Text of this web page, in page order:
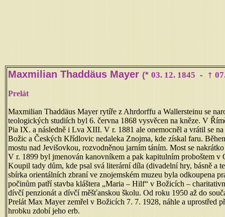
Maxmilian Thaddäus Mayer (* 03. 12. 1845 - †
Prelát
Maxmilian Thaddäus Mayer rytíře z Ahrdorffu a Wallersteinu se
teologických studiích byl 6. června 1868 vysvěcen na kněze. V
Pia IX. a následně i Lva XIII. V r. 1881 ale onemocněl a vrátil se
Božic a Českých Křídlovic nedaleka Znojma, kde získal faru.
mostu nad Jevišovkou, rozvodněnou jarním táním. Most se
V r. 1899 byl jmenován kanovníkem a pak kapitulním proboštem v
Koupil tady dům, kde psal svá literární díla (divadelní hry, básně a
sbírka orientálních zbraní ve znojemském muzeu byla odkoupena
počinům patří stavba kláštera „Maria – Hilf“ v Božicích –
dívčí penzionát a dívčí měšťanskou školu. Od roku 1950
Prelát Max Mayer zemřel v Božicích 7. 7. 1928, náhle a uprostřed
hrobku zdobí jeho erb.